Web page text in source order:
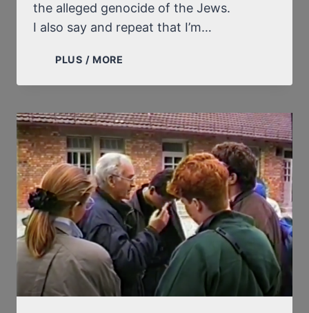
the alleged genocide of the Jews.
I also say and repeat that I’m…
PLUS / MORE
VIDEO
1990
RECENTLY
FOUND
BY
JOE
FALLISI